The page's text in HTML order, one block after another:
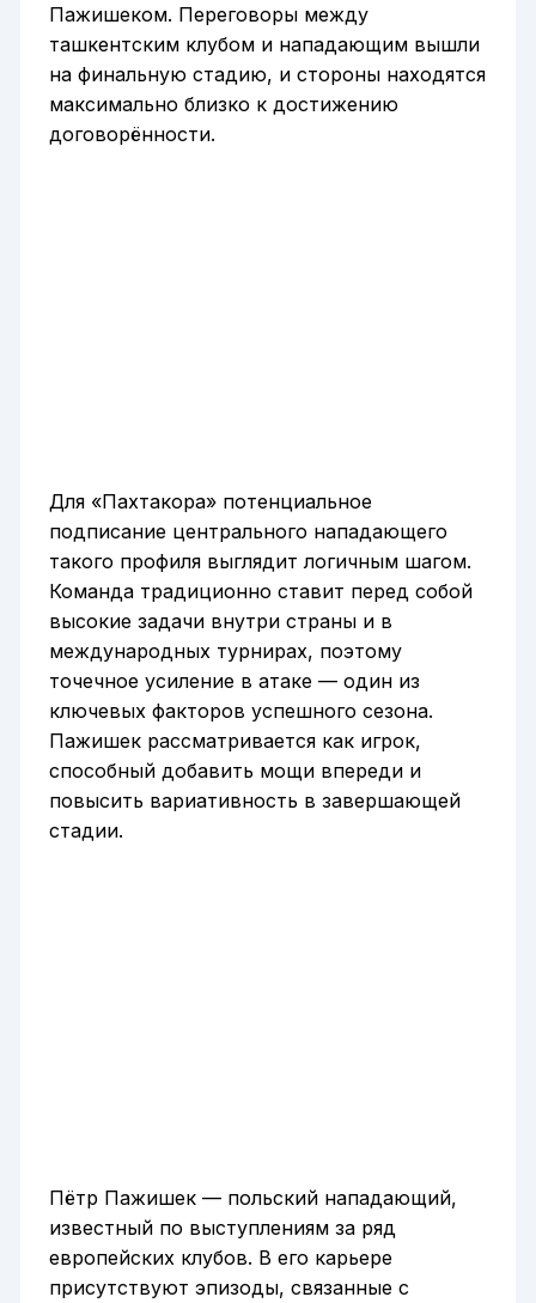
Пажишеком. Переговоры между
ташкентским клубом и нападающим вышли
на финальную стадию, и стороны находятся
максимально близко к достижению
договорённости.
Для «Пахтакора» потенциальное
подписание центрального нападающего
такого профиля выглядит логичным шагом.
Команда традиционно ставит перед собой
высокие задачи внутри страны и в
международных турнирах, поэтому
точечное усиление в атаке — один из
ключевых факторов успешного сезона.
Пажишек рассматривается как игрок,
способный добавить мощи впереди и
повысить вариативность в завершающей
стадии.
Пётр Пажишек — польский нападающий,
известный по выступлениям за ряд
европейских клубов. В его карьере
присутствуют эпизоды, связанные с